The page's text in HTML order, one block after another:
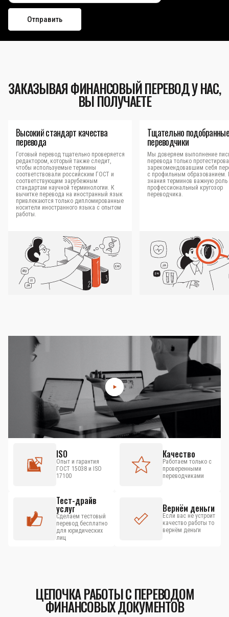
ЗАКАЗЫВАЯ ФИНАНСОВЫЙ ПЕРЕВОД У НАС,
ВЫ ПОЛУЧАЕТЕ
Высокий стандарт качества
перевода
Готовый перевод тщательно проверяется
редактором, который также следит,
чтобы используемые термины
соответствовали российским ГОСТ и
соответствующим зарубежным
стандартам научной терминологии. К
вычитке перевода на иностранный язык
привлекаются только дипломированные
носители иностранного языка с опытом
работы.
Тщательно подобранные
переводчики
Мы доверяем выполнение
перевода только
зарекомендовавшим себя
с профильным
знания терминов важную роль
профессиональный кругозор
переводчика.
ISO
Опыт и гарантия
ГОСТ 15038 и ISO
17100
Качество
Работаем только с
проверенными
переводчиками
Тест-драйв
услуг
Сделаем тестовый
перевод бесплатно
для юридических
лиц
Вернём деньги
Если вас не устроит
качество работы то
вернём деньги
ЦЕПОЧКА РАБОТЫ С ПЕРЕВОДОМ
ФИНАНСОВЫХ ДОКУМЕНТОВ